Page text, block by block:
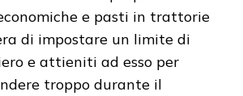
e pasti in trattorie
di impostare un limite di
e attieniti ad esso per
troppo durante il